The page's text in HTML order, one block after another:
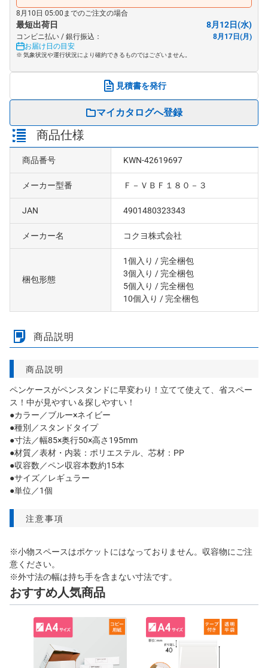
8月10日 05:00までのご注文の場合
最短出荷日 8月12日(水)
コンビニ払い / 銀行振込：
8月17日(月)
お届け日の目安
※ 気象状況や運行状況により確約できるものではございません。
見積書を発行
マイカタログへ登録
商品仕様
商品番号 KWN-42619697
メーカー型番 Ｆ－ＶＢＦ１８０－３
JAN 4901480323343
メーカー名 コクヨ株式会社
梱包形態
1個入り / 完全梱包
3個入り / 完全梱包
5個入り / 完全梱包
10個入り / 完全梱包
商品説明
商品説明
ペンケースがペンスタンドに早変わり！立てて使えて、省スペー
ス！中が見やすい＆探しやすい！
●カラー／ブルー×ネイビー
●種別／スタンドタイプ
●寸法／幅85×奥行50×高さ195mm
●材質／表材・内装：ポリエステル、芯材：PP
●収容数／ペン収容本数約15本
●サイズ／レギュラー
●単位／1個
注意事項
※小物スペースはポケットにはなっておりません。収容物にご注
意ください。
※外寸法の幅は持ち手を含まない寸法です。
おすすめ人気商品